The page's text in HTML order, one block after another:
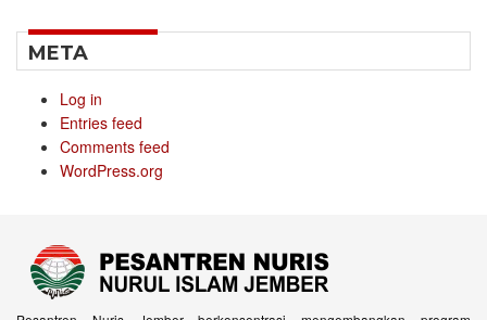
META
Log in
Entries feed
Comments feed
WordPress.org